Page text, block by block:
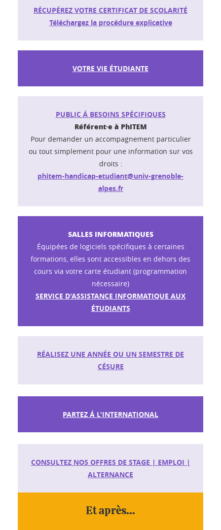
RÉCUPÉREZ VOTRE CERTIFICAT DE SCOLARITÉ
Téléchargez la procédure explicative
VOTRE VIE ÉTUDIANTE
PUBLIC Á BESOINS SPÉCIFIQUES
Référent·e à PhITEM
Pour demander un accompagnement particulier
ou tout simplement pour une information sur vos
droits :
phitem-handicap-etudiant@univ-grenoble-
alpes.fr
SALLES INFORMATIQUES
Équipées de logiciels spécifiques à certaines
formations, elles sont accessibles en dehors des
cours via votre carte étudiant (programmation
nécessaire)
SERVICE D'ASSISTANCE INFORMATIQUE AUX
ÉTUDIANTS
RÉALISEZ UNE ANNÉE OU UN SEMESTRE DE
CÉSURE
PARTEZ Á L'INTERNATIONAL
CONSULTEZ NOS OFFRES DE STAGE | EMPLOI |
ALTERNANCE
Et après...